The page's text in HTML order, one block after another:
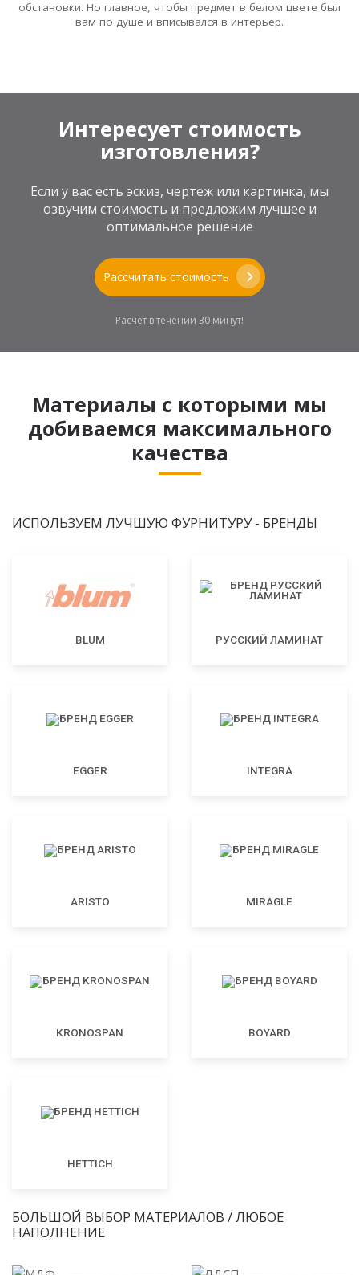
обстановки. Но главное, чтобы предмет в белом цвете был
вам по душе и вписывался в интерьер.
Интересует стоимость
изготовления?
Если у вас есть эскиз, чертеж или картинка, мы
озвучим стоимость и предложим лучшее и
оптимальное решение
Рассчитать стоимость
Расчет в течении 30 минут!
Материалы с которыми мы
добиваемся максимального
качества
ИСПОЛЬЗУЕМ ЛУЧШУЮ ФУРНИТУРУ - БРЕНДЫ
BLUM РУССКИЙ ЛАМИНАТ
EGGER INTEGRA
ARISTO MIRAGLE
KRONOSPAN BOYARD
HETTICH
БОЛЬШОЙ ВЫБОР МАТЕРИАЛОВ / ЛЮБОЕ
НАПОЛНЕНИЕ